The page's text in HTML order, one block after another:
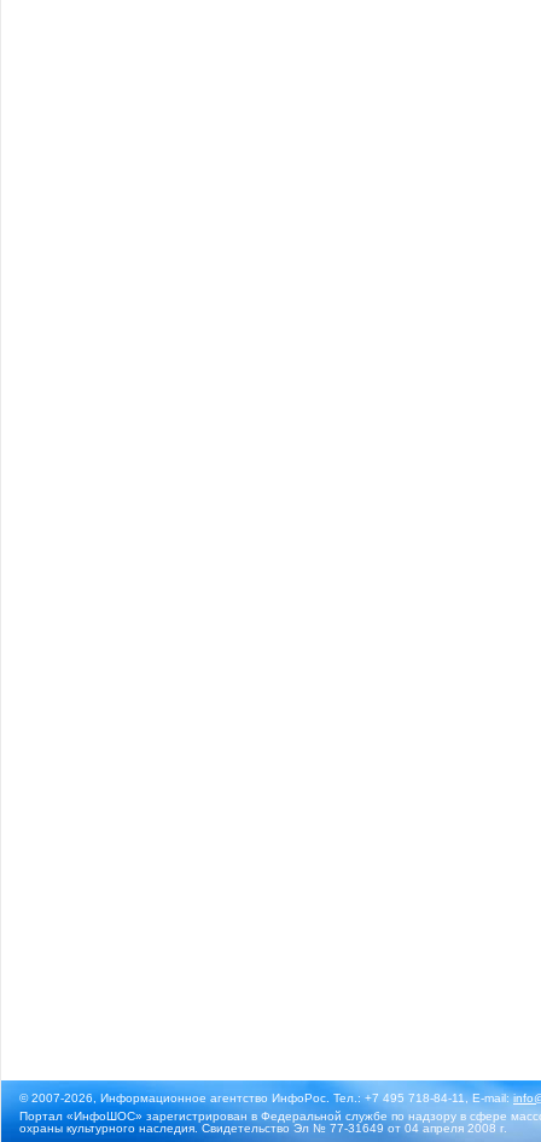
© 2007-2026, Информационное агентство ИнфоРос. Тел.: +7 495 718-84-11, E-mail:
Портал «ИнфоШОС» зарегистрирован в Федеральной службе по надзору в сфере
охраны культурного наследия. Свидетельство Эл № 77-31649 от 04 апреля 2008 г.